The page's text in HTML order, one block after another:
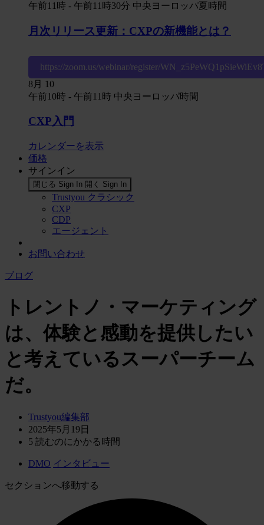
午前11時 - 午前11時30分 中央ヨーロッパ夏時間
月次リリース更新：CXPの新機能とは？
https://zoom.us/webinar/register/
8月
10
午前10時 - 午前11時 中央ヨーロッパ時間
CXP入門
カレンダーを表示
価格
サインイン
閉じる Sign In 開く Sign In
Trustyou クラシック
CXP
CDP
エージェント
お問い合わせ
ブログ
トレントノ・マーケティング
は、体験と感動を提供したい
と考えているスーパーチーム
だ。
Trustyou編集部
2025年5月19日
5 読むのにかかる時間
DMO インタビュー
セクションへ移動する